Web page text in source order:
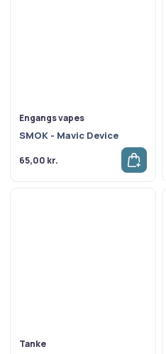
Engangs vapes
SMOK - Mavic Device
65,00 kr.
Tanke